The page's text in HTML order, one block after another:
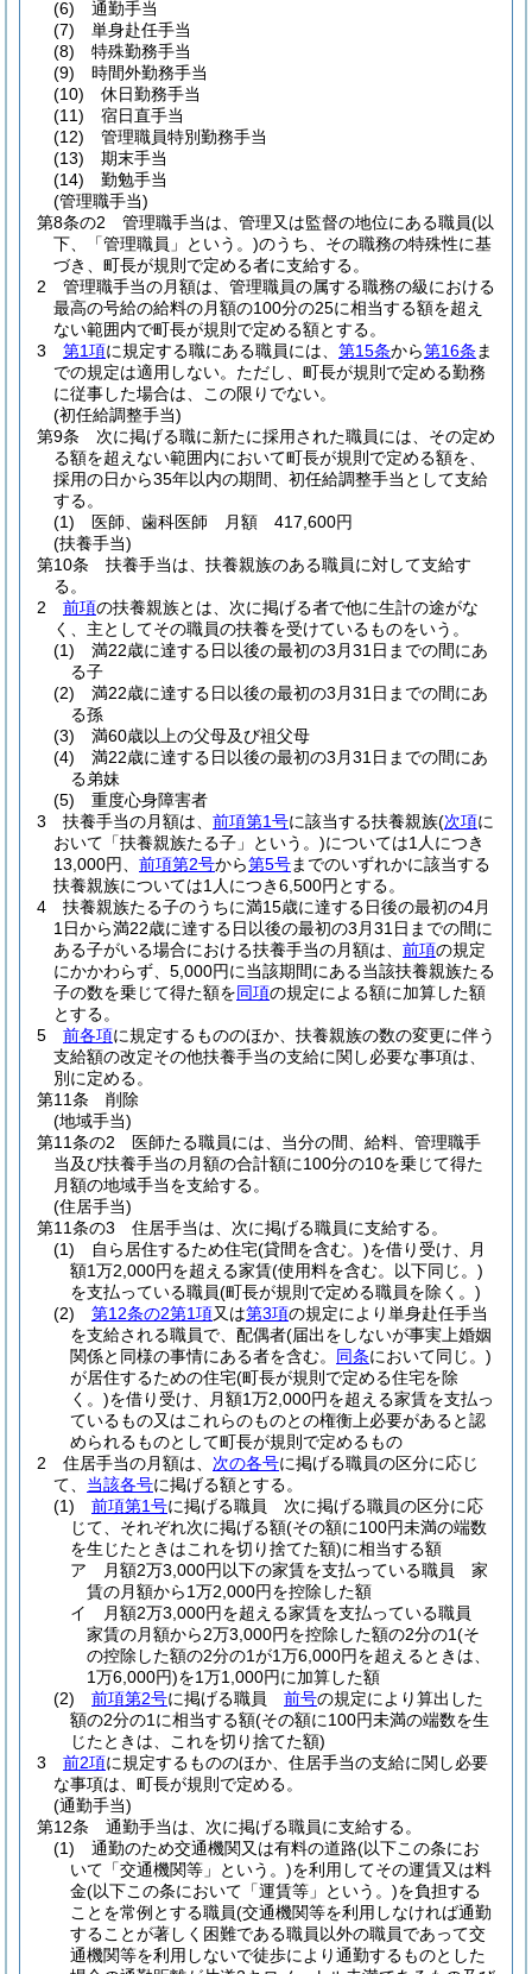
(6)
通勤手当
(7)
単身赴任手当
(8)
特殊勤務手当
(9)
時間外勤務手当
(10)
休日勤務手当
(11)
宿日直手当
(12)
管理職員特別勤務手当
(13)
期末手当
(14)
勤勉手当
(管理職手当)
第8条の2
管理職手当は、管理又は監督の地位にある職員(以
下、「管理職員」という。)のうち、その職務の特殊性に基
づき、町長が規則で定める者に支給する。
2
管理職手当の月額は、管理職員の属する職務の級における
最高の号給の給料の月額の100分の25に相当する額を超え
ない範囲内で町長が規則で定める額とする。
3
第1項に規定する職にある職員には、 第15条から第16条 ま
での規定は適用しない。 ただし、町長が規則で定める勤務
に従事した場合は、この限りでない。
(初任給調整手当)
第9条
次に掲げる職に新たに採用された職員には、その定め
る額を超えない範囲内において町長が規則で定める額を、
採用の日から35年以内の期間、初任給調整手当として支給
する。
(1)
医師、歯科医師 月額 417,600円
(扶養手当)
第10条
扶養手当は、扶養親族のある職員に対して支給す
る。
2
前項の扶養親族とは、次に掲げる者で他に生計の途がな
く、主としてその職員の扶養を受けているものをいう。
(1)
満22歳に達する日以後の最初の3月31日までの間にあ
る子
(2)
満22歳に達する日以後の最初の3月31日までの間にあ
る孫
(3)
満60歳以上の父母及び祖父母
(4)
満22歳に達する日以後の最初の3月31日までの間にあ
る弟妹
(5)
重度心身障害者
3
扶養手当の月額は、 前項第1号に該当する扶養親族(次項に
おいて「扶養親族たる子」という。)については1人につき
13,000円、 前項第2号から第5号までのいずれかに該当する
扶養親族については1人につき6,500円とする。
4
扶養親族たる子のうちに満15歳に達する日後の最初の4月
1日から満22歳に達する日以後の最初の3月31日までの間に
ある子がいる場合における扶養手当の月額は、 前項の規定
にかかわらず、5,000円に当該期間にある当該扶養親族たる
子の数を乗じて得た額を同項の規定による額に加算した額
とする。
5
前各項に規定するもののほか、扶養親族の数の変更に伴う
支給額の改定その他扶養手当の支給に関し必要な事項は、
別に定める。
第11条
削除
(地域手当)
第11条の2
医師たる職員には、当分の間、給料、管理職手
当及び扶養手当の月額の合計額に100分の10を乗じて得た
月額の地域手当を支給する。
(住居手当)
第11条の3
住居手当は、次に掲げる職員に支給する。
(1)
自ら居住するため住宅(貸間を含む。)を借り受け、月
額1万2,000円を超える家賃(使用料を含む。以下同じ。)
を支払っている職員(町長が規則で定める職員を除く。)
(2)
第12条の2第1項又は第3項の規定により単身赴任手当
を支給される職員で、配偶者(届出をしないが事実上婚姻
関係と同様の事情にある者を含む。 同条において同じ。)
が居住するための住宅(町長が規則で定める住宅を除
く。)を借り受け、月額1万2,000円を超える家賃を支払っ
ているもの又はこれらのものとの権衡上必要があると認
められるものとして町長が規則で定めるもの
2
住居手当の月額は、 次の各号に掲げる職員の区分に応じ
て、 当該各号に掲げる額とする。
(1)
前項第1号に掲げる職員 次に掲げる職員の区分に応
じて、それぞれ次に掲げる額(その額に100円未満の端数
を生じたときはこれを切り捨てた額)に相当する額
ア
月額2万3,000円以下の家賃を支払っている職員 家
賃の月額から1万2,000円を控除した額
イ
月額2万3,000円を超える家賃を支払っている職員
家賃の月額から2万3,000円を控除した額の2分の1(そ
の控除した額の2分の1が1万6,000円を超えるときは、
1万6,000円)を1万1,000円に加算した額
(2)
前項第2号に掲げる職員 前号の規定により算出した
額の2分の1に相当する額(その額に100円未満の端数を生
じたときは、これを切り捨てた額)
3
前2項に規定するもののほか、住居手当の支給に関し必要
な事項は、町長が規則で定める。
(通勤手当)
第12条
通勤手当は、次に掲げる職員に支給する。
(1)
通勤のため交通機関又は有料の道路(以下この条にお
いて「交通機関等」という。)を利用してその運賃又は料
金(以下この条において「運賃等」という。)を負担する
ことを常例とする職員(交通機関等を利用しなければ通勤
することが著しく困難である職員以外の職員であって交
通機関等を利用しないで徒歩により通勤するものとした